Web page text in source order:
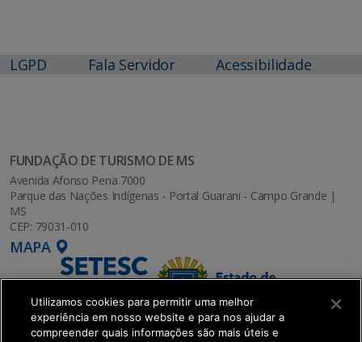
LGPD Fala Servidor Acessibilidade
FUNDAÇÃO DE TURISMO DE MS
Avenida Afonso Pena 7000
Parque das Nações Indígenas - Portal Guarani - Campo Grande |
MS
CEP: 79031-010
MAPA
Utilizamos cookies para permitir uma melhor
experiência em nosso website e para nos ajudar a
compreender quais informações são mais úteis e